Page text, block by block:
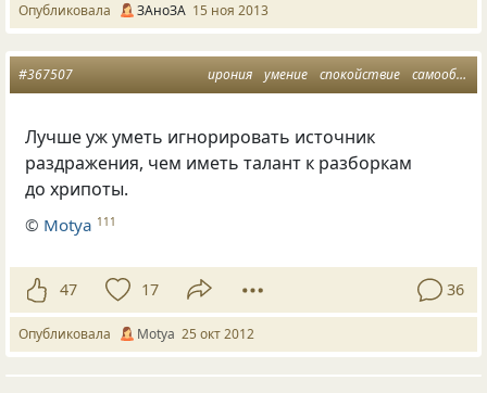
Опубликовала ЗАноЗА 15 ноя 2013
ирония умение спокойствие самообладание
#367507
Лучше уж уметь игнорировать источник
раздражения, чем иметь талант к разборкам
до хрипоты.
© Motya 111
47 17 36
Опубликовала Motya 25 окт 2012